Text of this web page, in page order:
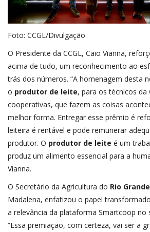
Foto: CCGL/Divulgação
O Presidente da CCGL, Caio Vianna,
acima de tudo, um reconhecimento ao
trás dos números. “A homenagem desta
o produtor de leite, para os técnicos da
cooperativas, que fazem as coisas
melhor forma. Entregar esse prêmio é
leiteira é rentável e pode remunerar
produtor. O produtor de leite é um
produz um alimento essencial para a
Vianna.
O Secretário da Agricultura do Rio
Madalena, enfatizou o papel
a relevância da plataforma Smartcoop no
“Essa premiação, com certeza, vai ser a